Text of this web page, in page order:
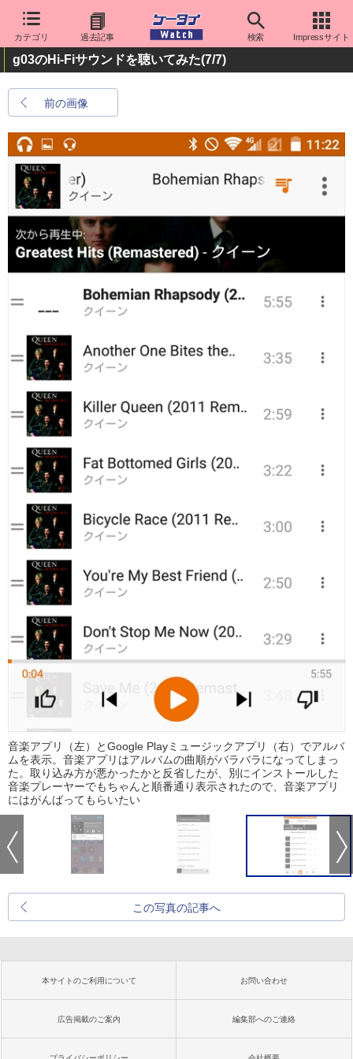
カテゴリ 過去記事 検索 Impressサイト
g03のHi-Fiサウンドを聴いてみた(7/7)
前の画像
音楽アプリ（左）とGoogle Playミュージックアプリ（右）でアルバ
ムを表示。音楽アプリはアルバムの曲順がバラバラになってしまっ
た。取り込み方が悪かったかと反省したが、別にインストールした
音楽プレーヤーでもちゃんと順番通り表示されたので、音楽アプリ
にはがんばってもらいたい
この写真の記事へ
本サイトのご利用について お問い合わせ
広告掲載のご案内 編集部へのご連絡